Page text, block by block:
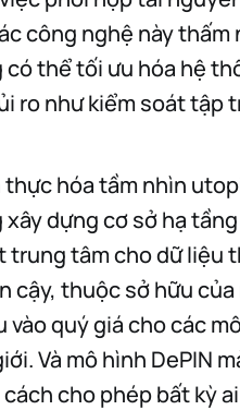
công nghệ này thấm
thể tối ưu hóa hệ
ro như kiểm soát tập
hóa tầm nhìn
xây dựng cơ sở hạ
trung tâm cho dữ liệu
thuộc sở hữu
quý giá cho các
Và mô hình DePIN
cho phép bất kỳ